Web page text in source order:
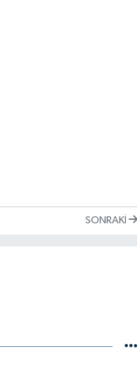
SONRAKI